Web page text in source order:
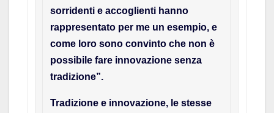
sorridenti e accoglienti hanno
rappresentato per me un esempio, e
come loro sono convinto che non è
possibile fare innovazione senza
tradizione”.
Tradizione e innovazione, le stesse